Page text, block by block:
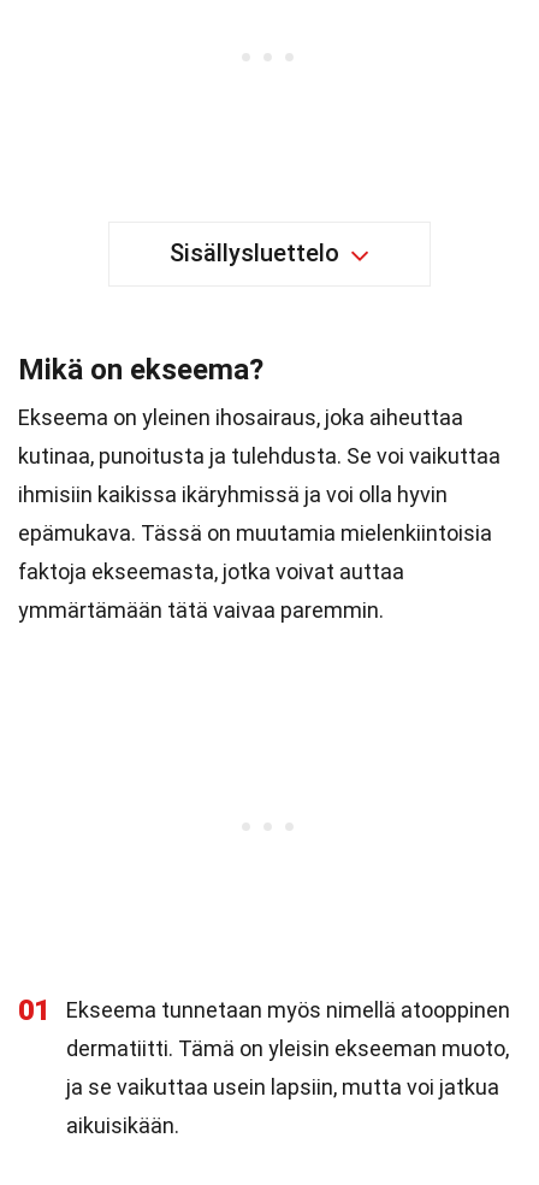
Sisällysluettelo
Mikä on ekseema?
Ekseema on yleinen ihosairaus, joka aiheuttaa
kutinaa, punoitusta ja tulehdusta. Se voi vaikuttaa
ihmisiin kaikissa ikäryhmissä ja voi olla hyvin
epämukava. Tässä on muutamia mielenkiintoisia
faktoja ekseemasta, jotka voivat auttaa
ymmärtämään tätä vaivaa paremmin.
01
Ekseema tunnetaan myös nimellä atooppinen
dermatiitti. Tämä on yleisin ekseeman muoto,
ja se vaikuttaa usein lapsiin, mutta voi jatkua
aikuisikään.